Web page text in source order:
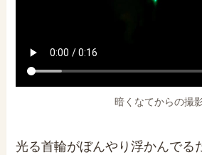
暗くなてからの撮
光る首輪がぼんやり浮かんでる